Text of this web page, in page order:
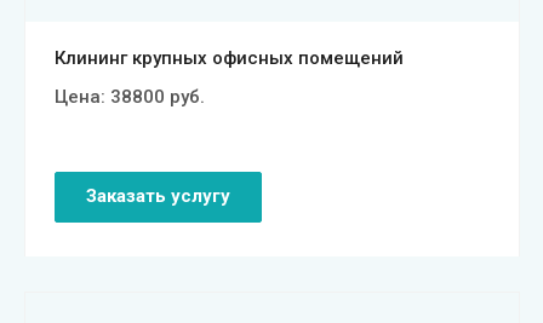
Клининг крупных офисных помещений
Цена: 38800 руб.
Заказать услугу